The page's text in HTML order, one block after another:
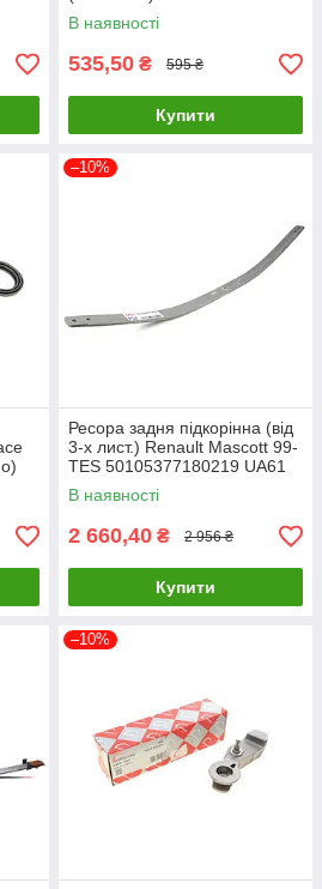
19034986B UA61
В наявності
535,50 ₴ 595 ₴
Купити
–10%
Ресора задня підкорінна (від
3-х лист.) Renault Mascott 99-
TES 50105377180219 UA61
В наявності
2 660,40 ₴ 2 956 ₴
Купити
–10%